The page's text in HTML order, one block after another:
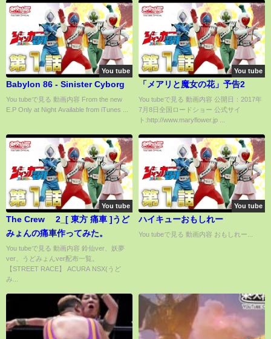
You tube
Babylon 86 - Sinister Cyborg
You tubeで見る 動画内容 From the new
E.P Only at Night Available from iTunes ...
You tube
「メアリと魔女の花」予告2
You tubeで見る 動画内容 公開日：2017年
7月8日全国ロードショー 公式サイ
ト:http://www.maryflower.jp ...
You tube
The Crew® 2_[ 東方 痛車 ]うど
みょんの痛車作ってみた。
You tubeで見る 動画内容 鈴仙ver、妖夢
ver、うどみょんver配布一覧。
【STREET RACE】 ACURA NSX(うど
み...
You tube
ハイキューおもしれー
You tubeで見る 動画内容 おもしれー...